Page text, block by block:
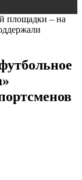
площадки – на